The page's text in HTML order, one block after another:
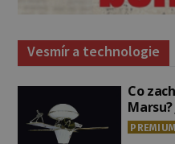
Vesmír a technologie
Co
PREMIUM